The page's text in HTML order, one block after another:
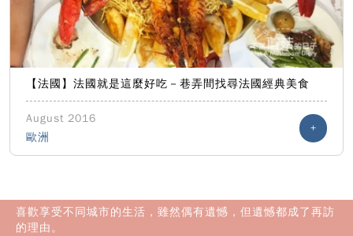
【法國】法國就是這麼好吃－巷弄間找尋法國經典美食
August 2016
歐洲
+
喜歡享受不同城市的生活，雖然偶有遺憾，但遺憾都成了再訪
的理由。